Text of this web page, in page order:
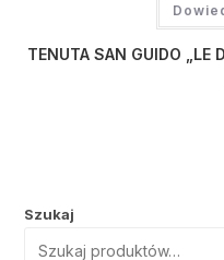
TENUTA SAN GUIDO „LE
Szukaj